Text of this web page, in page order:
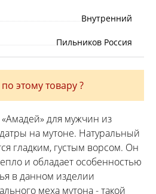
Внутренний
Пильников Россия
этому товару ?
для мужчин из
на мутоне. Натуральный
гладким, густым ворсом. Он
и обладает особенностью
в данном изделии
меха мутона - такой